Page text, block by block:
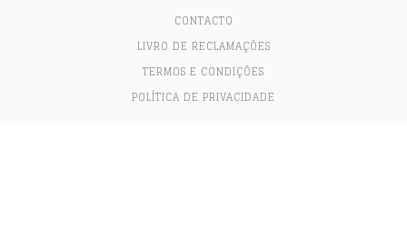
CONTACTO
LIVRO DE RECLAMAÇÕES
TERMOS E CONDIÇÕES
POLÍTICA DE PRIVACIDADE